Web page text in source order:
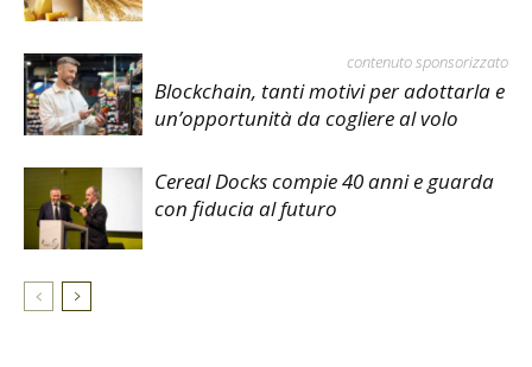
contenuto sponsorizzato
Blockchain, tanti motivi per adottarla e
un’opportunità da cogliere al volo
Cereal Docks compie 40 anni e guarda
con fiducia al futuro